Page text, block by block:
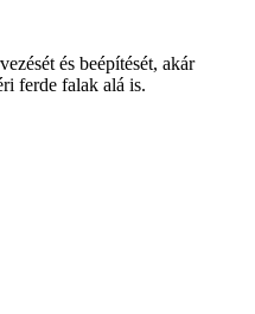
és beépítését, akár
ferde falak alá is.